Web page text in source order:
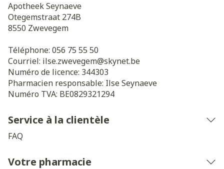
Apotheek Seynaeve
Otegemstraat 274B
8550 Zwevegem
Téléphone: 056 75 55 50
Courriel: ilse.zwevegem@skynet.be
Numéro de licence: 344303
Pharmacien responsable: Ilse Seynaeve
Numéro TVA: BE0829321294
Service à la clientèle
FAQ
Votre pharmacie